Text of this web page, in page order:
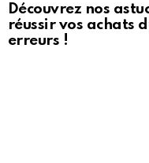
Découvrez nos
réussir vos achats
erreurs !